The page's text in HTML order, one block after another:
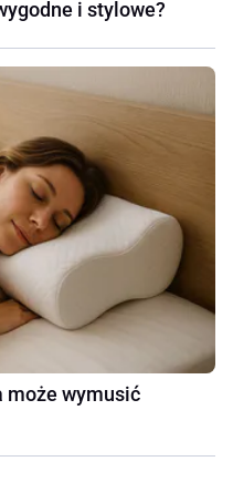
i stylowe?
może wymusić